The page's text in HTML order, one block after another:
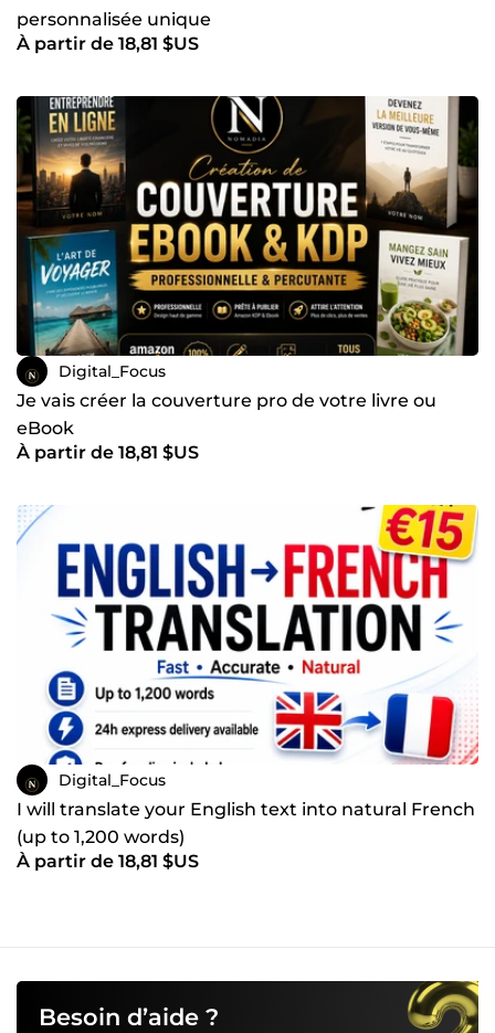
personnalisée unique
À partir de 18,81 $US
Digital_Focus
Je vais créer la couverture pro de votre livre ou
eBook
À partir de 18,81 $US
Digital_Focus
I will translate your English text into natural French
(up to 1,200 words)
À partir de 18,81 $US
Besoin d’aide ?